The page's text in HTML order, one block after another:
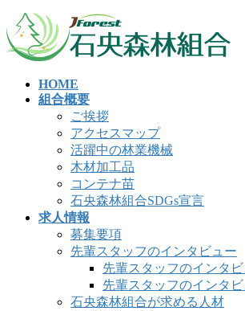
コ
ン
テ
ナ
ビ
ゲ
HOME
組合概要
ご挨拶
アクセスマップ
活躍中の林業機械
木材加工品
コンテナ苗
石央森林組合SDGs宣言
求人情報
募集要項
先輩スタッフのインタビュー
先輩スタッフのインタ
先輩スタッフのインタ
石央森林組合が求める人材